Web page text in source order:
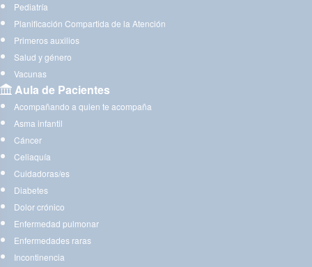
Pediatría
Planificación Compartida de la Atención
Primeros auxilios
Salud y género
Vacunas
Aula de Pacientes
Acompañando a quien te acompaña
Asma infantil
Cáncer
Celiaquía
Cuidadoras/es
Diabetes
Dolor crónico
Enfermedad pulmonar
Enfermedades raras
Incontinencia